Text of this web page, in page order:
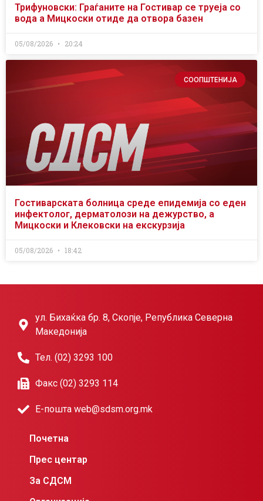
Трифуновски: Граѓаните на Гостивар се труеја со
вода а Мицкоски отиде да отвора базен
05/08/2026 20:24
СООПШТЕНИЈА
Гостиварската болница среде епидемија со еден
инфектолог, дерматолози на дежурство, а
Мицкоски и Клековски на екскурзија
05/08/2026 18:42
ул. Бихаќка бр. 8, Скопје, Република Северна
Македонија
Тел. (02) 3293 100
Факс (02) 3293 114
Е-пошта web@sdsm.org.mk
Почетна
Прес центар
За СДСМ